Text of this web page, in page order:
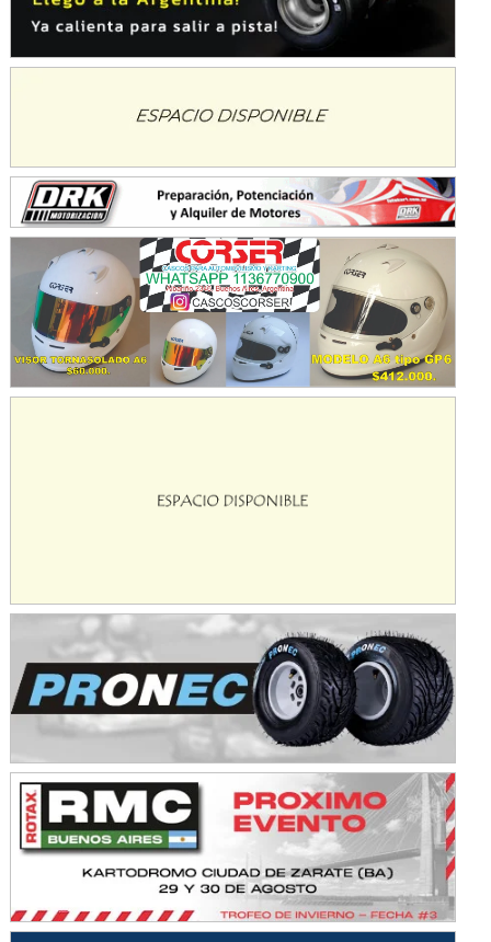
Ciudad de Trenque Lauquen (Asfalto)
ENTRERRIANO - F6 (POSTERGADA)
Villaguay (Entre Ríos)
VICTORIENSE - F7
El Cerro (Tierra)
Victoria (Entre Ríos)
PATAGONICO - F6
Moto Club Reginense (Tierra)
Gral. E. Godoy (Río Negro)
CSK - F7
Juventud Unida (Tierra)
TUCUMANO - F5
Juan Navarro (Asfalto)
El Timbó (Tucumán)